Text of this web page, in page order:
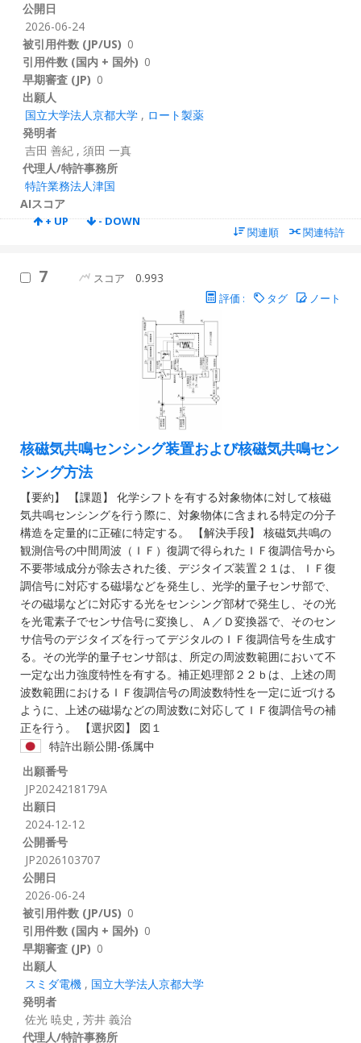
公開日
2026-06-24
被引用件数 (JP/US) 0
引用件数 (国内 + 国外) 0
早期審査 (JP) 0
出願人
国立大学法人京都大学 , ロート製薬
発明者
吉田 善紀 , 須田 一真
代理人/特許事務所
特許業務法人津国
AIスコア
+ UP - DOWN
関連順 関連特許
7 スコア 0.993
評価 : タグ ノート
核磁気共鳴センシング装置および核磁気共鳴セン
シング方法
【要約】 【課題】 化学シフトを有する対象物体に対して核磁
気共鳴センシングを行う際に、対象物体に含まれる特定の分子
構造を定量的に正確に特定する。 【解決手段】 核磁気共鳴の
観測信号の中間周波（ＩＦ）復調で得られたＩＦ復調信号から
不要帯域成分が除去された後、デジタイズ装置２１は、ＩＦ復
調信号に対応する磁場などを発生し、光学的量子センサ部で、
その磁場などに対応する光をセンシング部材で発生し、その光
を光電素子でセンサ信号に変換し、Ａ／Ｄ変換器で、そのセン
サ信号のデジタイズを行ってデジタルのＩＦ復調信号を生成す
る。その光学的量子センサ部は、所定の周波数範囲において不
一定な出力強度特性を有する。補正処理部２２ｂは、上述の周
波数範囲におけるＩＦ復調信号の周波数特性を一定に近づける
ように、上述の磁場などの周波数に対応してＩＦ復調信号の補
正を行う。 【選択図】 図１
特許出願公開-係属中
出願番号
JP2024218179A
出願日
2024-12-12
公開番号
JP2026103707
公開日
2026-06-24
被引用件数 (JP/US) 0
引用件数 (国内 + 国外) 0
早期審査 (JP) 0
出願人
スミダ電機 , 国立大学法人京都大学
発明者
佐光 暁史 , 芳井 義治
代理人/特許事務所